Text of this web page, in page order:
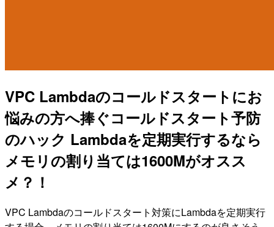
VPC Lambdaのコールドスタートにお
悩みの方へ捧ぐコールドスタート予防
のハック Lambdaを定期実行するなら
メモリの割り当ては1600Mがオスス
メ？！
VPC Lambdaのコールドスタート対策にLambdaを定期実行